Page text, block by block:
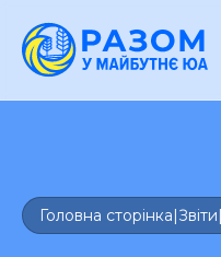
Головна сторінка|Звіти|